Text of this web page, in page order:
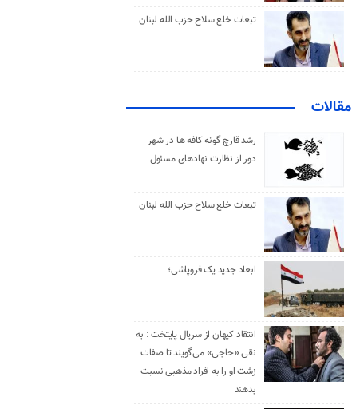
تبعات خلع سلاح حزب الله لبنان
مقالات
رشد قارچ گونه کافه ها در شهر
دور از نظارت نهادهای مسئول
تبعات خلع سلاح حزب الله لبنان
ابعاد جدید یک فروپاشی؛
انتقاد کیهان از سریال پایتخت : به
نقی «حاجی» می‌گویند تا صفات
زشت او را به افراد مذهبی نسبت
بدهند